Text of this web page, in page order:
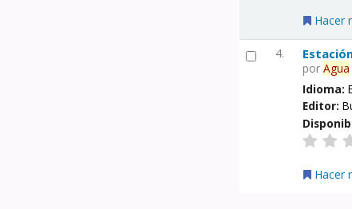
Hacer
4.
porAgua
Idioma:
Editor:
Hacer